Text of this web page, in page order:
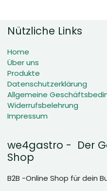
Nützliche Links
Home
Über uns
Produkte
Datenschutzerklärung
Allgemeine
Widerrufsbelehrung
Impressum
we4gastro - Der
Shop
B2B -Online Shop für dein